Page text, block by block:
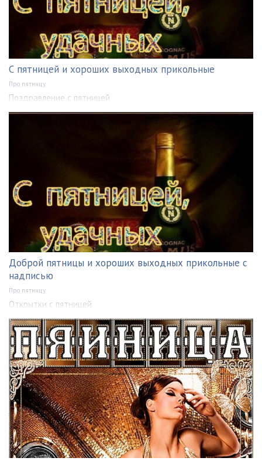
С пятницей и хороших выходных прикольные
Про пятницу
Поздравление с пятницей
Доброй пятницы и хороших выходных прикольные с
надписью
Про пятницу
Открытки с пятницей